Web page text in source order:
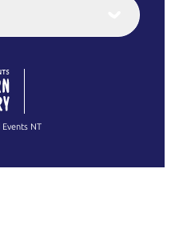
繁體中文
NT